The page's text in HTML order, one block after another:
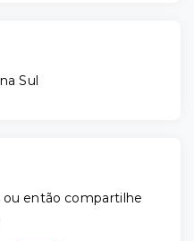
Sul
ou então compartilhe